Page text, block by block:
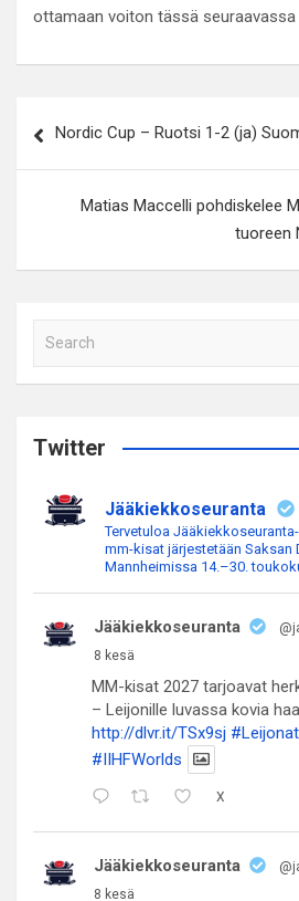
ottamaan voiton tässä seuraavassa
selaus
Nordic Cup – Ruotsi 1-2 (ja)
Matias Maccelli pohdiskelee
tuoreen
a
c
Twitter
Jääkiekkoseuranta
Tervetuloa
mm-kisat järjestetään Saksan
Mannheimissa 14.–30.
Jääkiekkoseuranta
8 kesä
MM-kisat 2027 tarjoavat
– Leijonille luvassa kovia
http://dlvr.it/TSx9sj #Leijonat
#IIHFWorlds
X
Jääkiekkoseuranta
8 kesä